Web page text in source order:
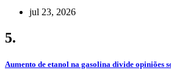
jul 23, 2026
5.
Aumento de etanol na gasolina divide opiniões